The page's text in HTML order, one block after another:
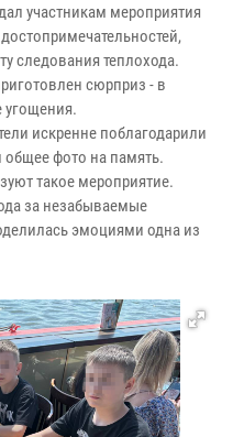
участникам мероприятия
следования теплохода.
сюрприз - в
угощения.
искренне поблагодарили
общее фото на память.
такое мероприятие.
за незабываемые
эмоциями одна из